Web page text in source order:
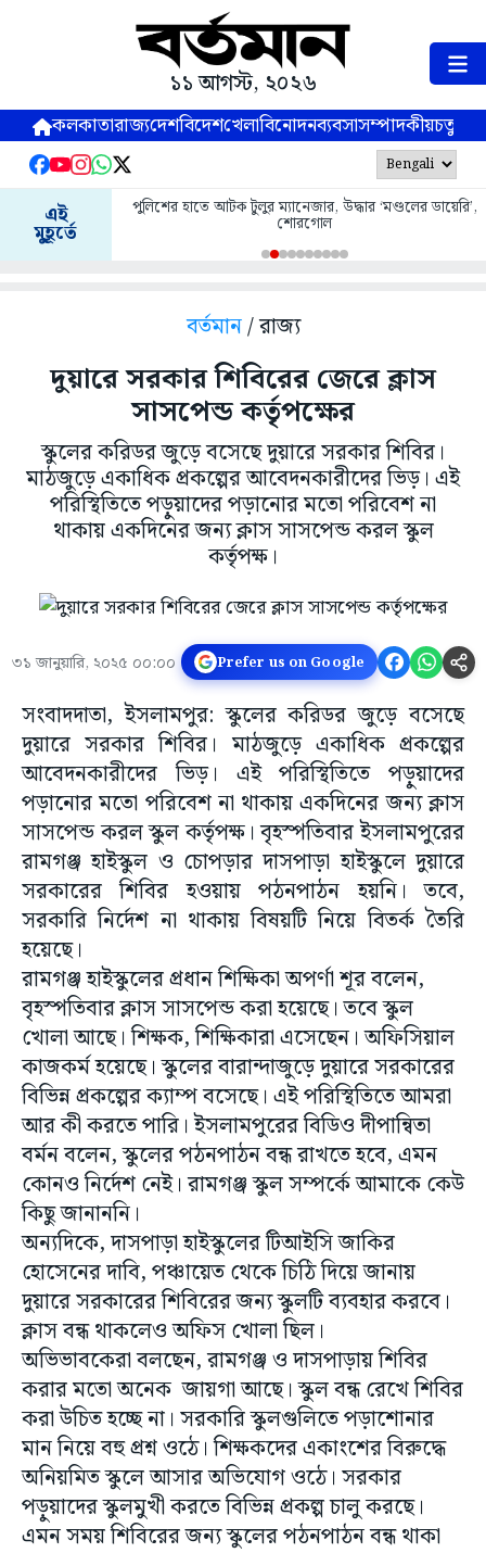
১১ আগস্ট, ২০২৬
কলকাতারাজ্যদেশবিদেশখেলাবিনোদনব্যবসাসম্পাদকীয়
এই
মুহূর্তে
পুলিশের হাতে আটক টুলুর ম্যানেজার, উদ্ধার ‘মণ্ডলের ডায়েরি’,
শোরগোল
বর্তমান/ রাজ্য
দুয়ারে সরকার শিবিরের জেরে ক্লাস
সাসপেন্ড কর্তৃপক্ষের
স্কুলের করিডর জুড়ে বসেছে দুয়ারে সরকার শিবির।
মাঠজুড়ে একাধিক প্রকল্পের আবেদনকারীদের ভিড়। এই
পরিস্থিতিতে পড়ুয়াদের পড়ানোর মতো পরিবেশ না
থাকায় একদিনের জন্য ক্লাস সাসপেন্ড করল স্কুল
কর্তৃপক্ষ।
৩১ জানুয়ারি, ২০২৫ ০০:০০ Prefer us on Google
সংবাদদাতা, ইসলামপুর: স্কুলের করিডর জুড়ে বসেছে
দুয়ারে সরকার শিবির। মাঠজুড়ে একাধিক প্রকল্পের
আবেদনকারীদের ভিড়। এই পরিস্থিতিতে পড়ুয়াদের
পড়ানোর মতো পরিবেশ না থাকায় একদিনের জন্য ক্লাস
সাসপেন্ড করল স্কুল কর্তৃপক্ষ। বৃহস্পতিবার ইসলামপুরের
রামগঞ্জ হাইস্কুল ও চোপড়ার দাসপাড়া হাইস্কুলে দুয়ারে
সরকারের শিবির হওয়ায় পঠনপাঠন হয়নি। তবে,
সরকারি নির্দেশ না থাকায় বিষয়টি নিয়ে বিতর্ক তৈরি
হয়েছে।
রামগঞ্জ হাইস্কুলের প্রধান শিক্ষিকা অপর্ণা শূর বলেন,
বৃহস্পতিবার ক্লাস সাসপেন্ড করা হয়েছে। তবে স্কুল
খোলা আছে। শিক্ষক, শিক্ষিকারা এসেছেন। অফিসিয়াল
কাজকর্ম হয়েছে। স্কুলের বারান্দাজুড়ে দুয়ারে সরকারের
বিভিন্ন প্রকল্পের ক্যাম্প বসেছে। এই পরিস্থিতিতে আমরা
আর কী করতে পারি। ইসলামপুরের বিডিও দীপান্বিতা
বর্মন বলেন, স্কুলের পঠনপাঠন বন্ধ রাখতে হবে, এমন
কোনও নির্দেশ নেই। রামগঞ্জ স্কুল সম্পর্কে আমাকে কেউ
কিছু জানাননি।
অন্যদিকে, দাসপাড়া হাইস্কুলের টিআইসি জাকির
হোসেনের দাবি, পঞ্চায়েত থেকে চিঠি দিয়ে জানায়
দুয়ারে সরকারের শিবিরের জন্য স্কুলটি ব্যবহার করবে।
ক্লাস বন্ধ থাকলেও অফিস খোলা ছিল।
অভিভাবকেরা বলছেন, রামগঞ্জ ও দাসপাড়ায় শিবির
করার মতো অনেক জায়গা আছে। স্কুল বন্ধ রেখে শিবির
করা উচিত হচ্ছে না। সরকারি স্কুলগুলিতে পড়াশোনার
মান নিয়ে বহু প্রশ্ন ওঠে। শিক্ষকদের একাংশের বিরুদ্ধে
অনিয়মিত স্কুলে আসার অভিযোগ ওঠে। সরকার
পড়ুয়াদের স্কুলমুখী করতে বিভিন্ন প্রকল্প চালু করছে।
এমন সময় শিবিরের জন্য স্কুলের পঠনপাঠন বন্ধ থাকা